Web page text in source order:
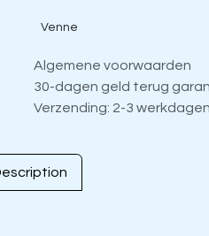
Venne
Algemene voorwaarden
30-dagen geld terug
Verzending: 2-3 werkdagen